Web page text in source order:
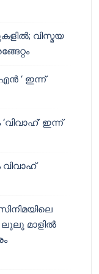
വിസ്മയ
‘ ഇന്ന്
ഇന്ന്
വിവാഹ്
ലുലു മാളിൽ